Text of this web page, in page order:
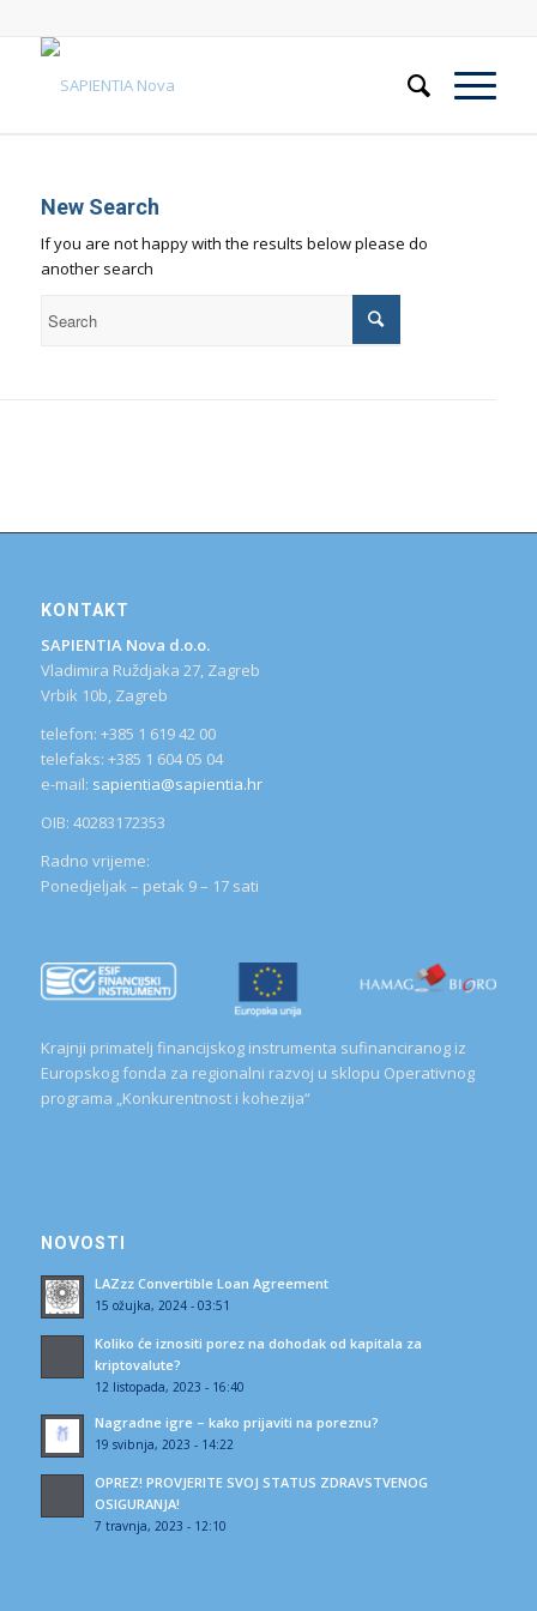
New Search
If you are not happy with the results below please do
another search
KONTAKT
SAPIENTIA Nova d.o.o.
Vladimira Ruždjaka 27, Zagreb
Vrbik 10b, Zagreb
telefon: +385 1 619 42 00
telefaks: +385 1 604 05 04
e-mail: sapientia@sapientia.hr
OIB: 40283172353
Radno vrijeme:
Ponedjeljak – petak 9 – 17 sati
Krajnji primatelj financijskog instrumenta sufinanciranog iz
Europskog fonda za regionalni razvoj u sklopu Operativnog
programa „Konkurentnost i kohezija“
NOVOSTI
LAZzz Convertible Loan Agreement
15 ožujka, 2024 - 03:51
Koliko će iznositi porez na dohodak od kapitala za
kriptovalute?
12 listopada, 2023 - 16:40
Nagradne igre – kako prijaviti na poreznu?
19 svibnja, 2023 - 14:22
OPREZ! PROVJERITE SVOJ STATUS ZDRAVSTVENOG
OSIGURANJA!
7 travnja, 2023 - 12:10